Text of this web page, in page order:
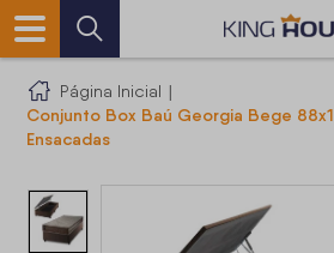
Página Inicial |
Conjunto Box Baú Georgia Bege
Ensacadas